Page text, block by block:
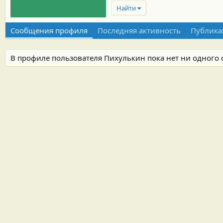
Найти
Сообщения профиля Последняя активность
В профиле пользователя Пихулькин пока нет ни одного